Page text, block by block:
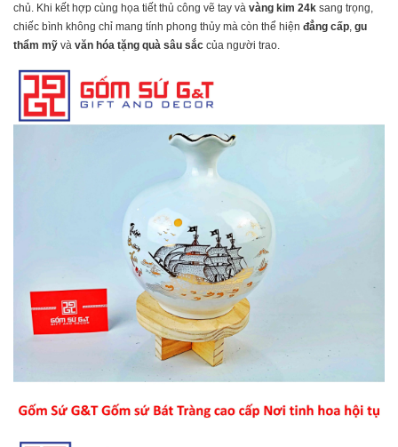
chủ. Khi kết hợp cùng họa tiết thủ công vẽ tay và vàng kim 24k sang trọng,
chiếc bình không chỉ mang tính phong thủy mà còn thể hiện đẳng cấp gu
thẩm mỹ và văn hóa tặng quà sâu sắc của người trao.